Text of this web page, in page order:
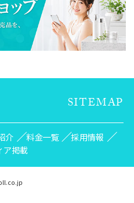
SITEMAP
介 料金一覧
採用情報
ア掲載